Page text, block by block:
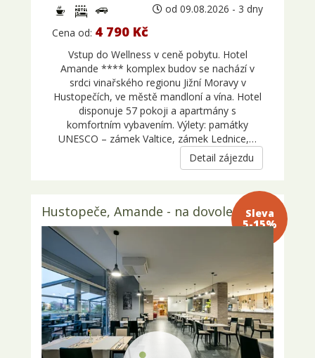
od 09.08.2026 - 3 dny
Cena od: 4 790 Kč
Vstup do Wellness v ceně pobytu. Hotel
Amande **** komplex budov se nachází v
srdci vinařského regionu Jižní Moravy v
Hustopečích, ve městě mandloní a vína. Hotel
disponuje 57 pokoji a apartmány s
komfortním vybavením. Výlety: památky
UNESCO – zámek Valtice, zámek Lednice,…
Detail zájezdu
Sleva 5-
15%
Hustopeče, Amande - na dovolené